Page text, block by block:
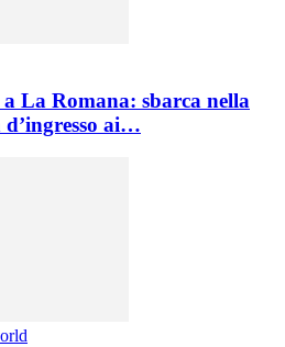
La Romana: sbarca nella
ai…